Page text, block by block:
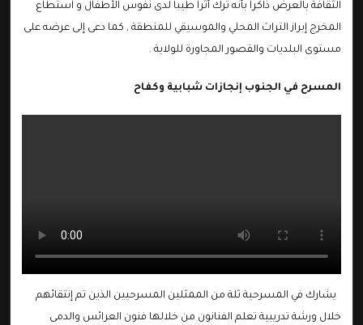
الثقافة بالعرض ذاكرا بأنه ترك أثرا طيبا لدى نفوس الأطفال و استطاع
المخرج إبراز التراث المحلي والموسيقي للمنطقة , كما دعى إلى عرضه على
مستوى البلديات والقصور المجاورة للولاية .
المسرح في الجنوب إنجازات شبابية وكفاح
يشارك في المسرحية ثلة من الممثلين المسرحيين الذين تم إنتقائهم
خلال ورشة تدريبية تعلم الفنانون من خلالها فنون العرائس والدمى